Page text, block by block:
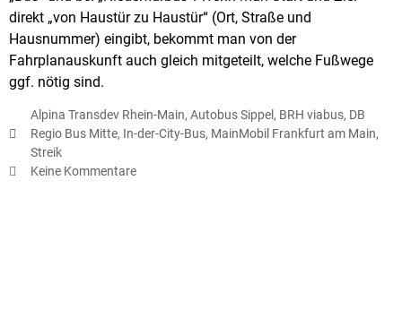
direkt „von Haustür zu Haustür“ (Ort, Straße und
Hausnummer) eingibt, bekommt man von der
Fahrplanauskunft auch gleich mitgeteilt, welche Fußwege
ggf. nötig sind.
Alpina Transdev Rhein-Main, Autobus Sippel , BRH viabus, DB
Regio Bus Mitte, In-der-City-Bus, MainMobil Frankfurt am Main,
Streik
Keine Kommentare